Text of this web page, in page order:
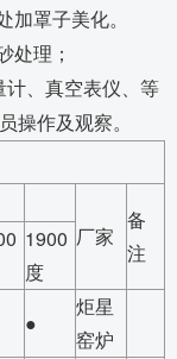
加罩子美化。
处理；
计、真空表仪、等
操作及观察。
厂家
备
注
1900
度
●
炬星
窑炉